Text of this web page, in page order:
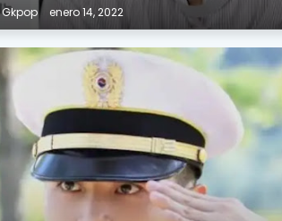
Gkpop enero 14, 2022